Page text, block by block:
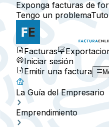
Exponga facturas de
Tengo un problema
Facturas
Iniciar sesión
Emitir una factura
La Guía del Empresario
Emprendimiento